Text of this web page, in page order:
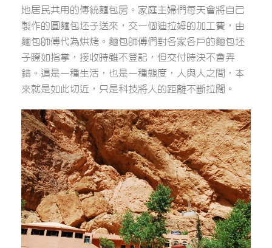
地居民共用的傳統麵包房。家庭主婦們每天會將自己
製作的圓麵包坯子送來，交一個迪拉姆的加工費，由
麵包師傅代為烘烤。麵包師傅們對各家各戶的麵包坯
子瞭如指掌，接收時雖不登記，但交付時決不會弄
錯。這是一種生活，也是一種態度，人與人之間，本
來就是如此切近，只是科技將人的距離不斷拉闊。